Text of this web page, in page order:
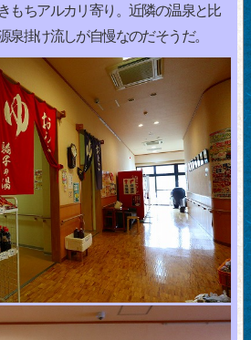
もちアルカリ寄り。近隣の温泉と比
泉掛け流しが自慢なのだそうだ。